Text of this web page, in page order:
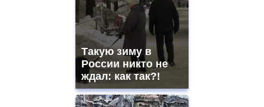
Такую зиму в
России никто не
ждал: как так?!